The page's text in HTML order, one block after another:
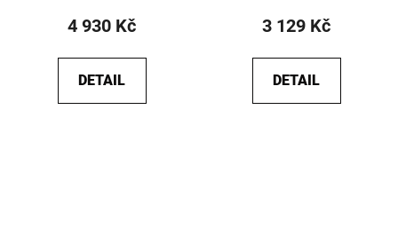
4 930 Kč
DETAIL
3 129 Kč
DETAIL